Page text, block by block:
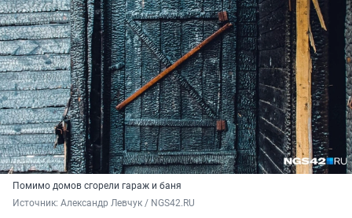
Помимо домов сгорели гараж и баня
Источник: Александр Левчук / NGS42.RU